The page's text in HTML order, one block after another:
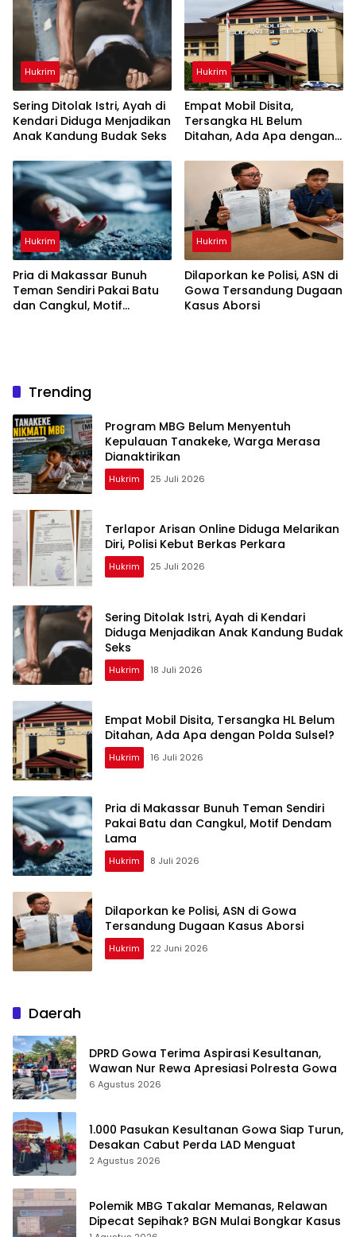
Hukrim
Sering Ditolak Istri, Ayah di
Kendari Diduga Menjadikan
Anak Kandung Budak Seks
Hukrim
Empat Mobil Disita,
Tersangka HL Belum
Ditahan, Ada Apa dengan
Hukrim
Pria di Makassar Bunuh
Teman Sendiri Pakai Batu
dan Cangkul, Motif
Hukrim
Dilaporkan ke Polisi, ASN di
Gowa Tersandung Dugaan
Kasus Aborsi
Trending
Program MBG Belum Menyentuh
Kepulauan Tanakeke, Warga Merasa
Dianaktirikan
Hukrim 25 Juli 2026
Terlapor Arisan Online Diduga Melarikan
Diri, Polisi Kebut Berkas Perkara
Hukrim 25 Juli 2026
Sering Ditolak Istri, Ayah di Kendari
Diduga Menjadikan Anak Kandung Budak
Seks
Hukrim 18 Juli 2026
Empat Mobil Disita, Tersangka HL Belum
Ditahan, Ada Apa dengan Polda Sulsel?
Hukrim 16 Juli 2026
Pria di Makassar Bunuh Teman Sendiri
Pakai Batu dan Cangkul, Motif Dendam
Lama
Hukrim 8 Juli 2026
Dilaporkan ke Polisi, ASN di Gowa
Tersandung Dugaan Kasus Aborsi
Hukrim 22 Juni 2026
Daerah
DPRD Gowa Terima Aspirasi Kesultanan,
Wawan Nur Rewa Apresiasi Polresta Gowa
6 Agustus 2026
1.000 Pasukan Kesultanan Gowa Siap Turun,
Desakan Cabut Perda LAD Menguat
2 Agustus 2026
Polemik MBG Takalar Memanas, Relawan
Dipecat Sepihak? BGN Mulai Bongkar Kasus